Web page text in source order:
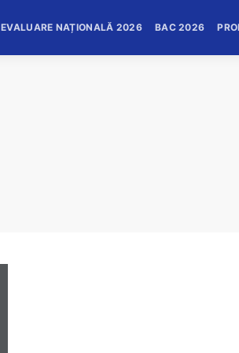
EVALUARE NAȚIONALĂ 2026 BAC 2026